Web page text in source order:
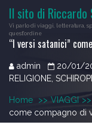
content
Il sito di Riccardo
Vi parlo di viaggi, letteratura,
quest'ordine
“I versi satanici”
admin 20/01/
RELIGIONE
Home >> VIAGGI >>
come compagno di